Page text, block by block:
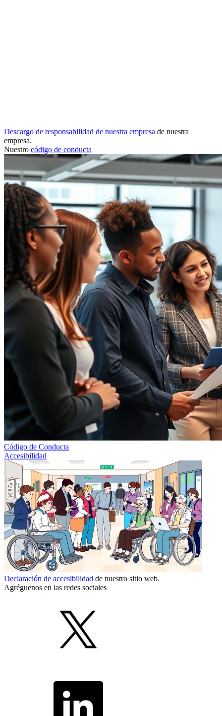
Descargo de responsabilidad de nuestra empresa de nuestra
empresa.
Nuestro código de conducta
Código de Conducta
Accesibilidad
Declaración de accesibilidad de nuestro sitio web.
Agréguenos en las redes sociales